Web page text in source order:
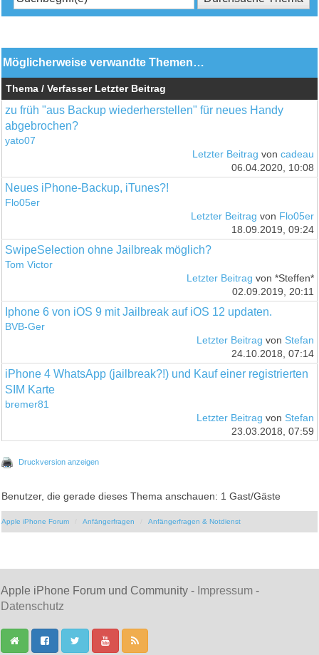
Möglicherweise verwandte Themen…
Thema / Verfasser Letzter Beitrag
zu früh "aus Backup wiederherstellen" für neues Handy
abgebrochen?
yato07
Letzter Beitrag von cadeau
06.04.2020, 10:08
Neues iPhone-Backup, iTunes?!
Flo05er
Letzter Beitrag von Flo05er
18.09.2019, 09:24
SwipeSelection ohne Jailbreak möglich?
Tom Victor
Letzter Beitrag von *Steffen*
02.09.2019, 20:11
Iphone 6 von iOS 9 mit Jailbreak auf iOS 12 updaten.
BVB-Ger
Letzter Beitrag von Stefan
24.10.2018, 07:14
iPhone 4 WhatsApp (jailbreak?!) und Kauf einer registrierten
SIM Karte
bremer81
Letzter Beitrag von Stefan
23.03.2018, 07:59
Druckversion anzeigen
Benutzer, die gerade dieses Thema anschauen: 1 Gast/Gäste
Apple iPhone Forum Anfängerfragen Anfängerfragen & Notdienst
Apple iPhone Forum und Community - Impressum -
Datenschutz